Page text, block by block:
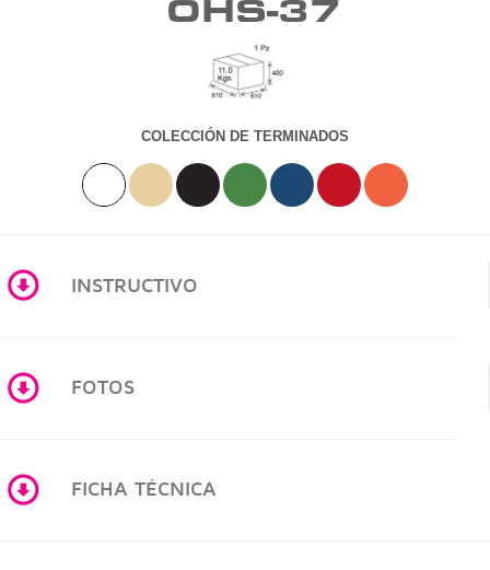
OHS-37
COLECCIÓN DE TERMINADOS
INSTRUCTIVO
FOTOS
FICHA TÉCNICA